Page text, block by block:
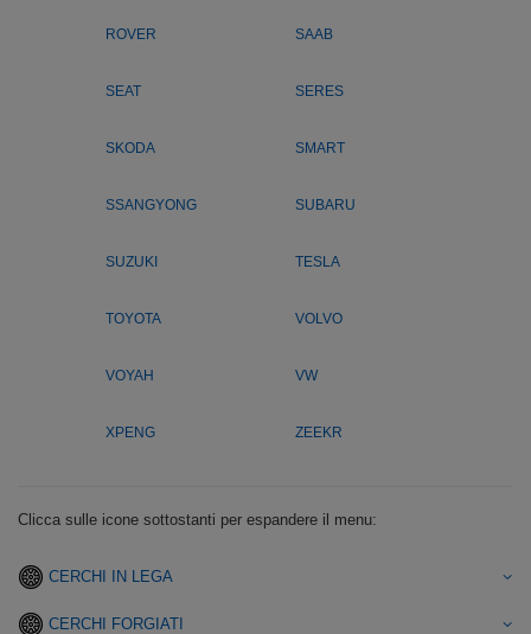
ROVER SAAB
SEAT SERES
SKODA SMART
SSANGYONG SUBARU
SUZUKI TESLA
TOYOTA VOLVO
VOYAH VW
XPENG ZEEKR
Clicca sulle icone sottostanti per espandere il menu:
CERCHI IN LEGA
CERCHI FORGIATI